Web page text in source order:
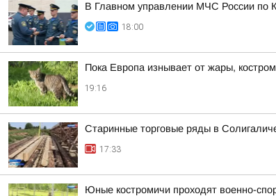
В Главном управлении МЧС России по
18:00
Пока Европа изнывает от жары,
19:16
Старинные торговые ряды в
17:33
Юные костромичи проходят военно-